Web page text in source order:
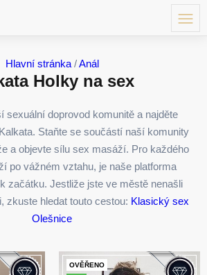
Hlavní stránka/Anál
Holky na sex
sexuální doprovod komunitě a najděte
Staňte se součástí naší komunity
a objevte sílu sex masáží. Pro každého
po vážném vztahu, je naše platforma
začátku. Jestliže jste ve městě nenašli
zkuste hledat touto cestou: Klasický sex
Olešnice
OVĚŘENO